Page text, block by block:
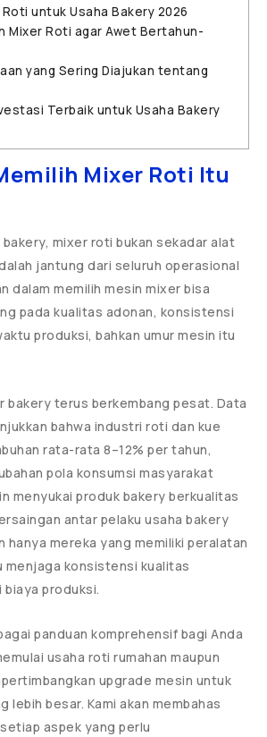
untuk Usaha Bakery 2026
Mixer Roti agar Awet Bertahun-
yang Sering Diajukan tentang
Terbaik untuk Usaha Bakery
Mixer Roti Itu
bakery, mixer roti bukan sekadar alat
jantung dari seluruh operasional
dalam memilih mesin mixer bisa
pada kualitas adonan, konsistensi
produksi, bahkan umur mesin itu
bakery terus berkembang pesat. Data
bahwa industri roti dan kue
rata-rata 8–12% per tahun,
pola konsumsi masyarakat
menyukai produk bakery berkualitas
antar pelaku usaha bakery
hanya mereka yang memiliki peralatan
menjaga konsistensi kualitas
produksi.
panduan komprehensif bagi Anda
usaha roti rumahan maupun
upgrade mesin untuk
lebih besar. Kami akan membahas
aspek yang perlu